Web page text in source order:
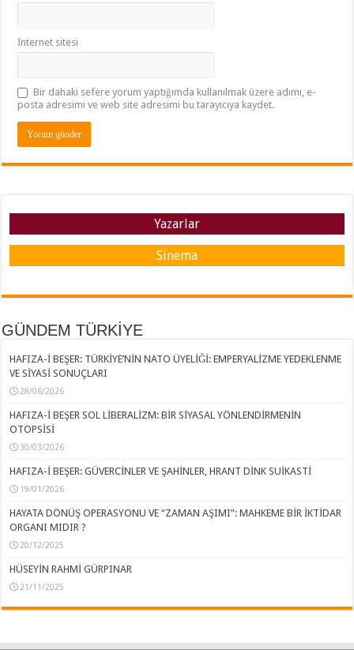
İnternet sitesi
Bir dahaki sefere yorum yaptığımda kullanılmak üzere adımı, e-
posta adresimi ve web site adresimi bu tarayıcıya kaydet.
Yazarlar
Sinema
GÜNDEM TÜRKİYE
HAFIZA-İ BEŞER: TÜRKİYE’NİN NATO ÜYELİĞİ: EMPERYALİZME YEDEKLENME
VE SİYASİ SONUÇLARI
28/06/2026
HAFIZA-İ BEŞER SOL LİBERALİZM: BİR SİYASAL YÖNLENDİRMENİN
OTOPSİSİ
30/03/2026
HAFIZA-İ BEŞER: GÜVERCİNLER VE ŞAHİNLER, HRANT DİNK SUİKASTİ
19/01/2026
HAYATA DÖNÜŞ OPERASYONU VE “ZAMAN AŞIMI”: MAHKEME BİR İKTİDAR
ORGANI MIDIR ?
20/12/2025
HÜSEYİN RAHMİ GÜRPINAR
21/11/2025